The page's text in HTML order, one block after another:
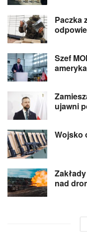
Paczka
Szef
ujawni
Wojsko
nad